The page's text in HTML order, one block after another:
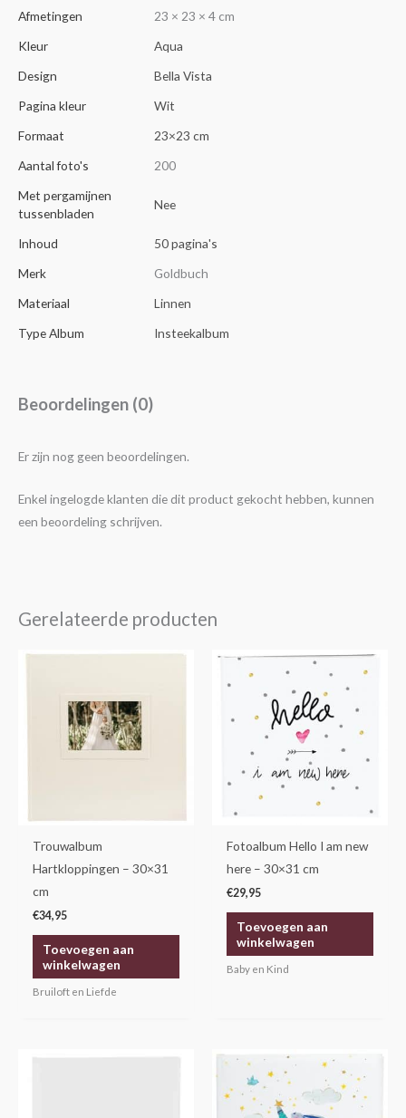
Afmetingen
23 × 23 × 4 cm
Kleur
Aqua
Design
Bella Vista
Pagina kleur
Wit
Formaat
23×23 cm
Aantal foto's
200
Met pergamijnen
tussenbladen
Nee
Inhoud
50 pagina's
Merk
Goldbuch
Materiaal
Linnen
Type Album
Insteekalbum
Beoordelingen (0)
Er zijn nog geen beoordelingen.
Enkel ingelogde klanten die dit product gekocht hebben, kunnen
een beoordeling schrijven.
Gerelateerde producten
Trouwalbum
Hartkloppingen – 30×31
cm
€34,95
Toevoegen aan
winkelwagen
Bruiloft en Liefde
Fotoalbum Hello I am new
here – 30×31 cm
€29,95
Toevoegen aan
winkelwagen
Baby en Kind